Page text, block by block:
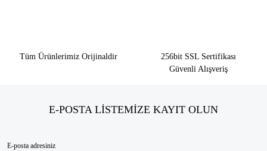
Tüm Ürünlerimiz Orijinaldir
256bit SSL Sertifikası
Güvenli Alışveriş
E-POSTA LİSTEMİZE KAYIT OLUN